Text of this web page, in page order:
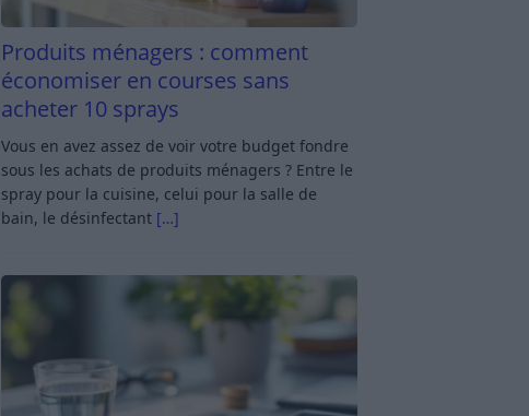
Produits ménagers : comment
économiser en courses sans
acheter 10 sprays
Vous en avez assez de voir votre budget fondre
sous les achats de produits ménagers ? Entre le
spray pour la cuisine, celui pour la salle de
bain, le désinfectant […]